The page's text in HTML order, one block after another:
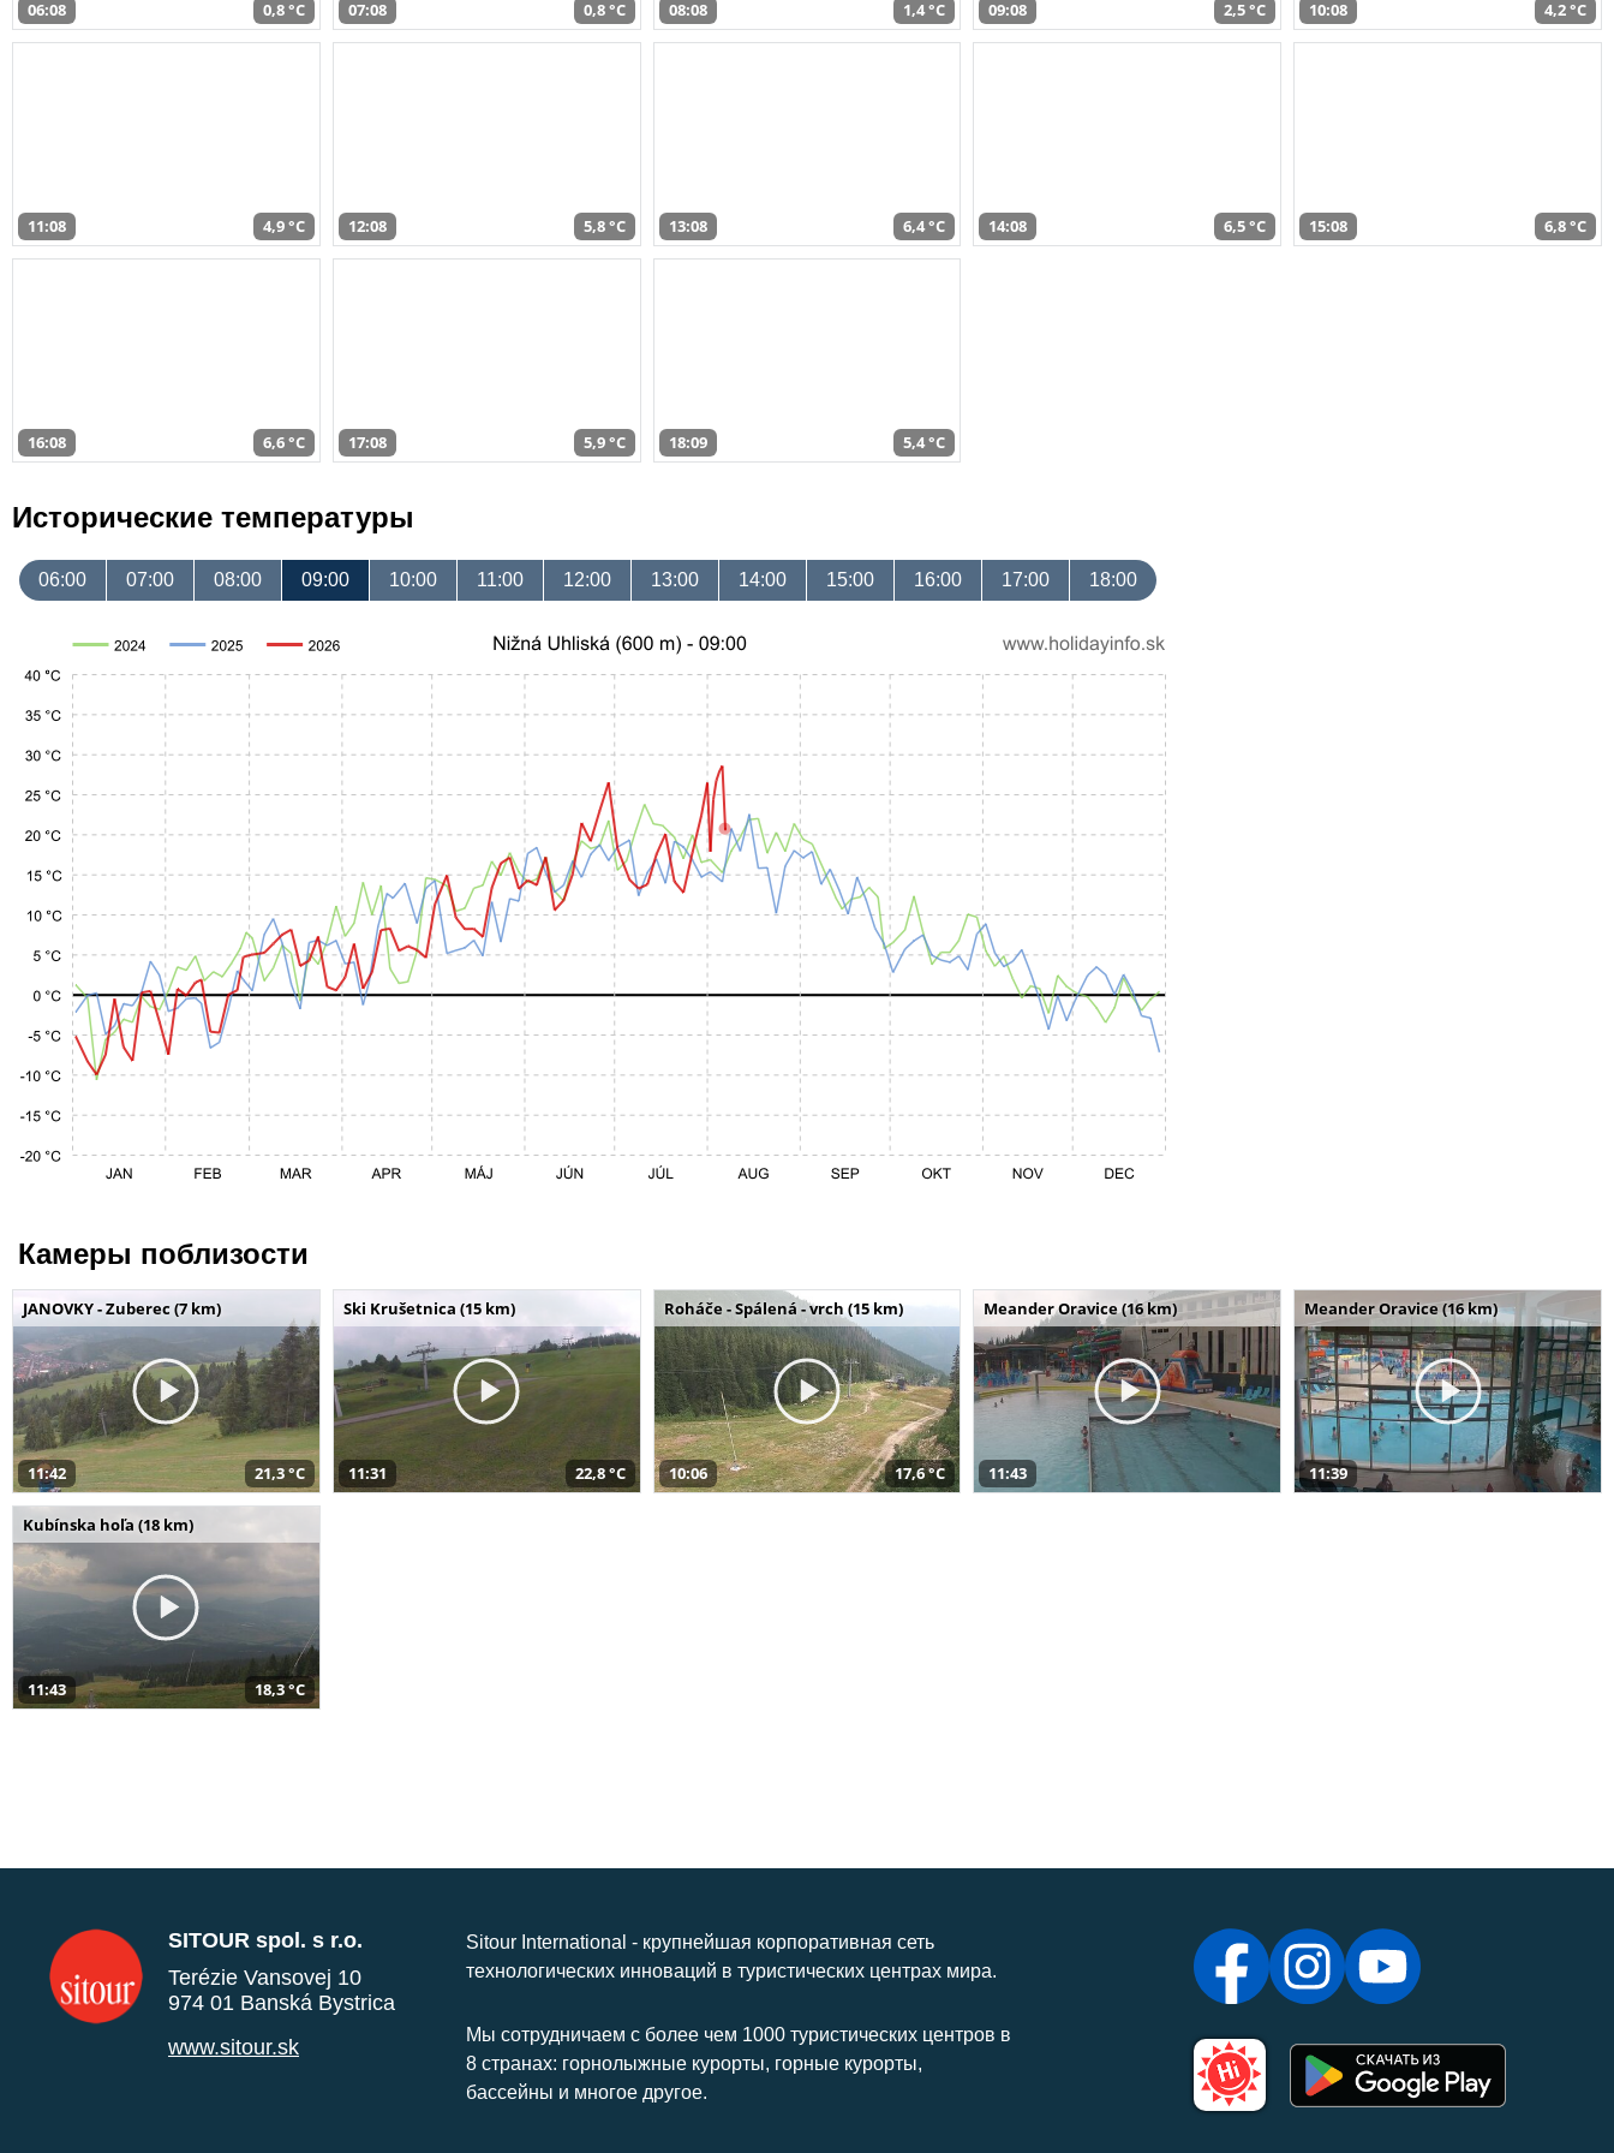
06:08 0,8 °C 07:08 0,8 °C 08:08 1,4 °C 09:08 2,5 °C 10:08 4,2 °C
11:08 4,9 °C 12:08 5,8 °C 13:08 6,4 °C 14:08 6,5 °C 15:08 6,8 °C
16:08 6,6 °C 17:08 5,9 °C 18:09 5,4 °C
Исторические температуры
06:00 07:00 08:00 09:00 10:00 11:00 12:00 13:00 14:00 15:00 16:00 17:00 18:00
Камеры поблизости
JANOVKY - Zuberec (7 km)
11:42 21,3 °C
Ski Krušetnica (15 km)
11:31 22,8 °C
Roháče - Spálená - vrch (15 km)
10:06 17,6 °C
Meander Oravice (16 km)
11:43
Meander Oravice (16 km)
11:39
Kubínska hoľa (18 km)
11:43 18,3 °C
SITOUR spol. s r.o.
Terézie Vansovej 10
974 01 Banská Bystrica
www.sitour.sk
Sitour International - крупнейшая корпоративная сеть
технологических инноваций в туристических центрах мира.
Мы сотрудничаем с более чем 1000 туристических центров в
8 странах: горнолыжные курорты, горные курорты,
бассейны и многое другое.